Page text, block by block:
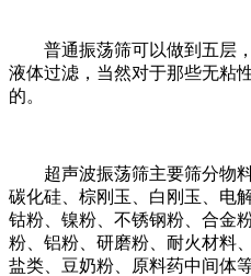
普通振荡筛可以做到五层，
液体过滤，当然对于那些无粘
的。
超声波振荡筛主要筛分物料
碳化硅、棕刚玉、白刚玉、电
钴粉、镍粉、不锈钢粉、合金
粉、铝粉、研磨粉、耐火材料
盐类、豆奶粉、原料药中间体